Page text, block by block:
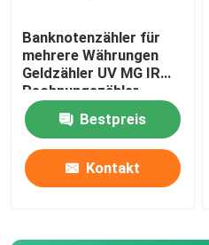
Banknotenzähler für
mehrere Währungen
Geldzähler UV MG IR
Rechnungszähler
Bestpreis
Kontakt